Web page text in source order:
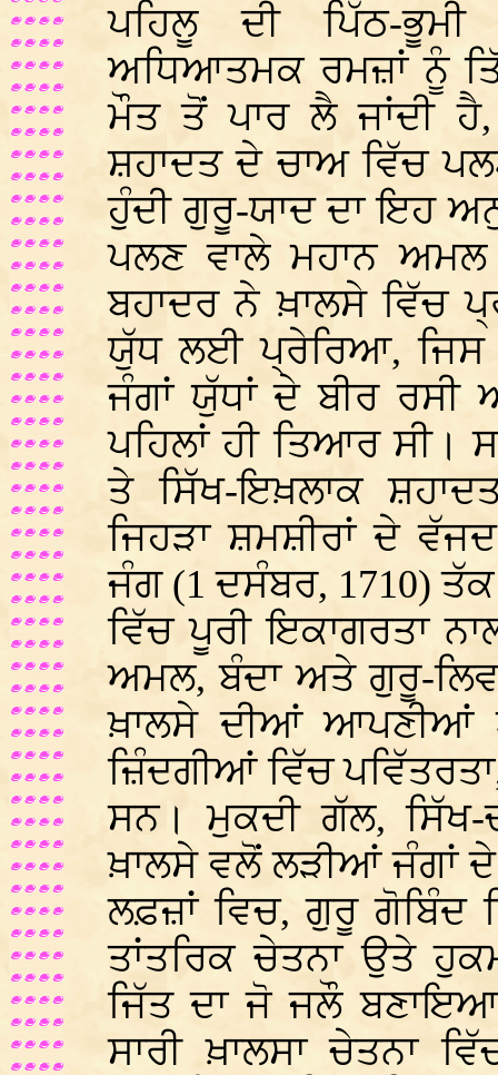
ਪਹਿਲੂ ਦੀ ਪਿੱਠ-ਭੂਮੀ
ਅਧਿਆਤਮਕ ਰਮਜ਼ਾਂ ਨੂੰ
ਮੌਤ ਤੋਂ ਪਾਰ ਲੈ ਜਾਂਦੀ
ਸ਼ਹਾਦਤ ਦੇ ਚਾਅ ਵਿੱਚ
ਹੁੰਦੀ ਗੁਰੂ-ਯਾਦ ਦਾ ਇਹ
ਪਲਣ ਵਾਲੇ ਮਹਾਨ ਅਮਲ
ਬਹਾਦਰ ਨੇ ਖ਼ਾਲਸੇ ਵਿੱਚ
ਯੁੱਧ ਲਈ ਪ੍ਰੇਰਿਆ, ਜਿਸ
ਜੰਗਾਂ ਯੁੱਧਾਂ ਦੇ ਬੀਰ ਰਸੀ
ਪਹਿਲਾਂ ਹੀ ਤਿਆਰ ਸੀ।
ਤੇ ਸਿੱਖ-ਇਖ਼ਲਾਕ
ਜਿਹੜਾ ਸ਼ਮਸ਼ੀਰਾਂ ਦੇ
ਜੰਗ (1 ਦਸੰਬਰ, 1710)
ਵਿੱਚ ਪੂਰੀ ਇਕਾਗਰਤਾ
ਅਮਲ, ਬੰਦਾ ਅਤੇ ਗੁਰੂ-
ਖ਼ਾਲਸੇ ਦੀਆਂ ਆਪਣੀਆਂ
ਜ਼ਿੰਦਗੀਆਂ ਵਿੱਚ
ਸਨ। ਮੁਕਦੀ ਗੱਲ,
ਖ਼ਾਲਸੇ ਵਲੋਂ ਲੜੀਆਂ ਜੰਗਾਂ
ਲਫ਼ਜ਼ਾਂ ਵਿਚ, ਗੁਰੂ ਗੋਬਿੰਦ
ਤਾਂਤਰਿਕ ਚੇਤਨਾ ਉਤੇ
ਜਿੱਤ ਦਾ ਜੋ ਜਲੌ ਬਣਾਇਆ
ਸਾਰੀ ਖ਼ਾਲਸਾ ਚੇਤਨਾ